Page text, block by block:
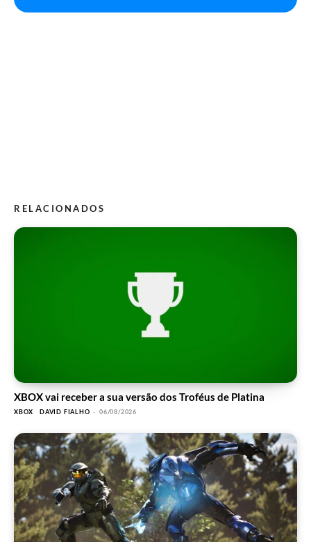
RELACIONADOS
XBOX vai receber a sua versão dos Troféus de Platina
XBOX DAVID FIALHO - 06/08/2026